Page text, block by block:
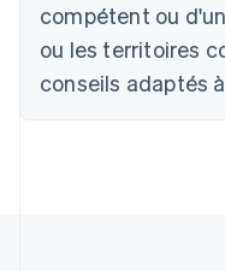
compétent ou
ou les territoires
conseils adaptés
Português English
Bulgarie
English
Canada
EnglishFrançais